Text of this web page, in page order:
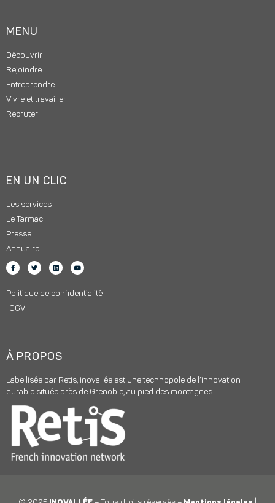
MENU
Découvrir
Rejoindre
Entreprendre
Vivre et travailler
Recruter
EN UN CLIC
Les services
Le Tarmac
Presse
Annuaire
Politique de confidentialité
CGV
À PROPOS
Labellisée par Retis, inovallée est une technopole de l’innovation
durable située près de Grenoble, au pied des montagnes.